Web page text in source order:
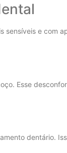
e com
Esse
dentário.